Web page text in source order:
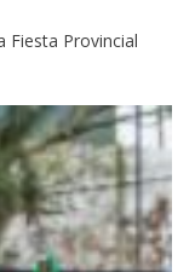
Fiesta Provincial